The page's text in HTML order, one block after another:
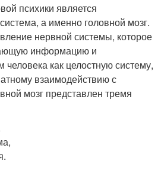
психики является
а именно головной мозг.
нервной системы, которое
информацию и
человека как целостную систему,
взаимодействию с
мозг представлен тремя